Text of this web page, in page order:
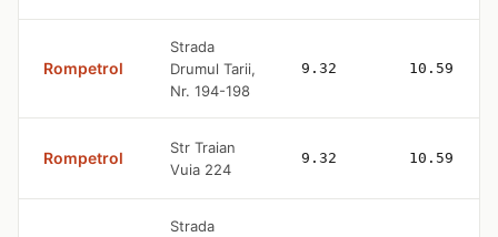
Rompetrol
Strada
Drumul Tarii,
Nr. 194-198
9.32 10.59
Rompetrol
Str Traian
Vuia 224
9.32 10.59
Strada